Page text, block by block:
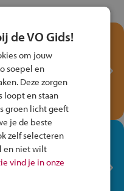
met het
Veilig Verkeersspel
fiets!
ben je op je
vmbo jouw talent
waar elke dag
de VO Gids!
om jouw
soepel en
Deze zorgen
loopt en staan
groen licht geeft
je de beste
zelf selecteren
en niet wilt
vind je in onze